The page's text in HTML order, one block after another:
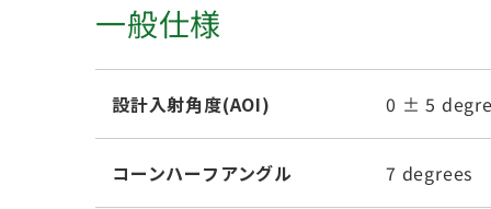
一般仕様
設計入射角度(AOI) 0 ± 5
コーンハーフアングル 7 degrees